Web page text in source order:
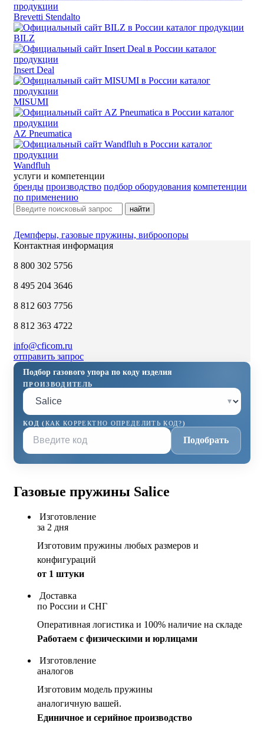
Brevetti Stendalto
BILZ
Insert Deal
MISUMI
AZ Pneumatica
Wandfluh
услуги и компетенции
бренды производство подбор оборудования компетенции
по применению
найти
Демпферы, газовые пружины, виброопоры
Контактная информация
8 800 302 5756
8 495 204 3646
8 812 603 7756
8 812 363 4722
info@cficom.ru
отправить запрос
Подбор газового упора по коду изделия
ПРОИЗВОДИТЕЛЬ
▾
КОД (КАК КОРРЕКТНО ОПРЕДЕЛИТЬ КОД?)
Подобрать
Газовые пружины Salice
Изготовление
за 2 дня
Изготовим пружины любых размеров и
конфигураций
от 1 штуки
Доставка
по России и СНГ
Оперативная логистика и 100% наличие на складе
Работаем с физическими и юрлицами
Изготовление
аналогов
Изготовим модель пружины
аналогичную вашей.
Единичное и серийное производство